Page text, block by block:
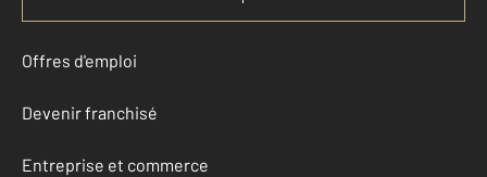
Offres d'emploi
Devenir franchisé
Entreprise et commerce